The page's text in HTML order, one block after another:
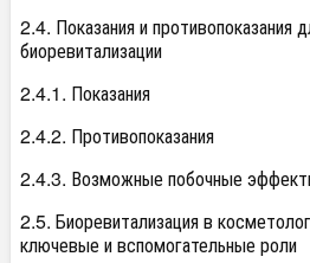
2.4. Показания и противопоказания
биоревитализации
2.4.1. Показания
2.4.2. Противопоказания
2.4.3. Возможные побочные
2.5. Биоревитализация в
ключевые и вспомогательные роли